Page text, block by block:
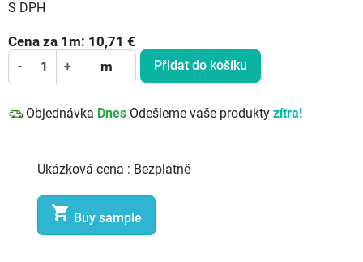
S DPH
Cena za 1 m: 10,71 €
- + m Přidat do košíku
Objednávka Dnes Odešleme vaše produkty zítra!
Ukázková cena : Bezplatně
 Buy sample